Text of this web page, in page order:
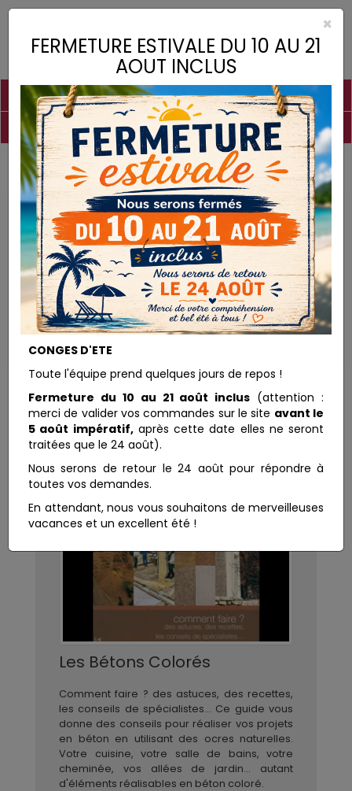
Toggle
PIGMENTS CHAUX CHARGES LIANTS
COLLES DROGUERIE MATÉRIEL DESTOCKAGE
Matériel Les Bétons Colorés
MATÉRIEL
Les Bétons Colorés
Comment faire ? des astuces, des recettes,
les conseils de spécialistes... Ce guide vous
donne des conseils pour réaliser vos projets
en béton en utilisant des ocres naturelles.
Votre cuisine, votre salle de bains, votre
cheminée, vos allées de jardin... autant
d'éléments réalisables en béton coloré.
×
FERMETURE ESTIVALE DU 10 AU 21
AOUT INCLUS
CONGES D'ETE
Toute l'équipe prend quelques jours de repos !
Fermeture du 10 au 21 août inclus (attention :
merci de valider vos commandes sur le site avant le
5 août impératif,après cette date elles ne seront
traitées que le 24 août).
Nous serons de retour le 24 août pour répondre à
toutes vos demandes.
En attendant, nous vous souhaitons de merveilleuses
vacances et un excellent été !